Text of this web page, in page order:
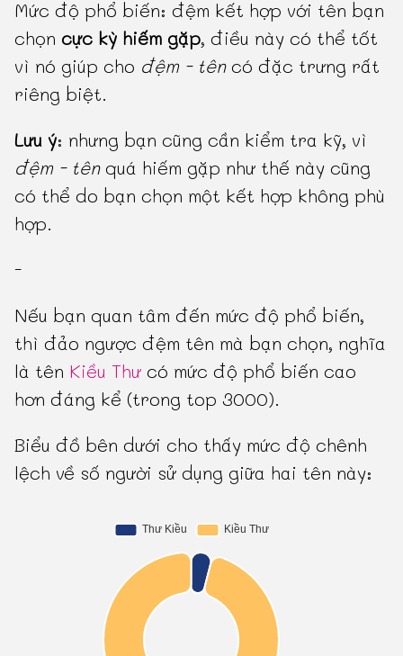
Mức độ phổ biến: đệm kết hợp với tên bạn
chọn cực kỳ hiếm gặp, điều này có thể tốt
vì nó giúp cho đệm - têncó đặc trưng rất
riêng biệt.
Lưu ý: nhưng bạn cũng cần kiểm tra kỹ, vì
đệm - tênquá hiếm gặp như thế này cũng
có thể do bạn chọn một kết hợp không phù
hợp.
-
Nếu bạn quan tâm đến mức độ phổ biến,
thì đảo ngược đệm tên mà bạn chọn, nghĩa
là tên Kiều Thư có mức độ phổ biến cao
hơn đáng kể (trong top 3000).
Biểu đồ bên dưới cho thấy mức độ chênh
lệch về số người sử dụng giữa hai tên này: